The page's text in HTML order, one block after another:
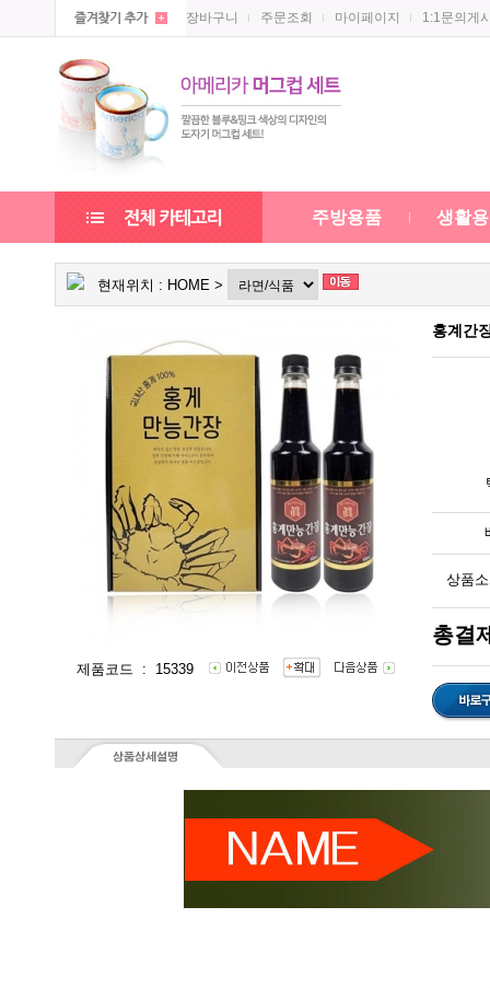
장바구니 주문조회 마이페이지 1:1문의게
주방용품 생활
현재위치 : HOME >
제품코드 : 15339
홍계간
상품
총결